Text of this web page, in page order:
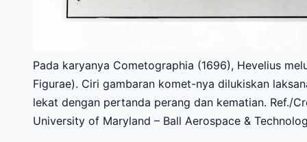
Pada karyanya Cometographia (1696), Hevelius
Figurae). Ciri gambaran komet-nya dilukiskan
lekat dengan pertanda perang dan kematian. Ref./
University of Maryland – Ball Aerospace &